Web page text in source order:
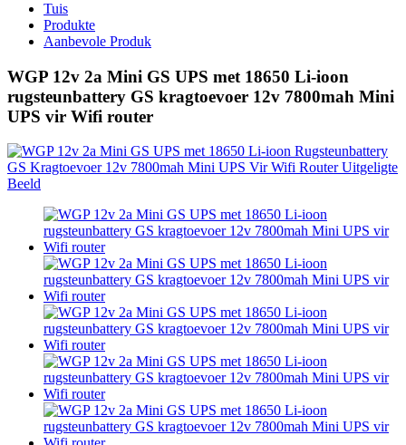
Tuis
Produkte
Aanbevole Produk
WGP 12v 2a Mini GS UPS met 18650 Li-ioon
rugsteunbattery GS kragtoevoer 12v 7800mah Mini
UPS vir Wifi router